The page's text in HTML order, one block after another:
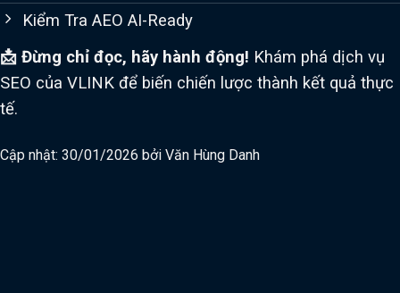
Kiểm Tra AEO AI-Ready
📩 Đừng chỉ đọc, hãy hành động! Khám phá dịch vụ
SEO của VLINK để biến chiến lược thành kết quả thực
tế.
Cập nhật: 30/01/2026 bởi Văn Hùng Danh